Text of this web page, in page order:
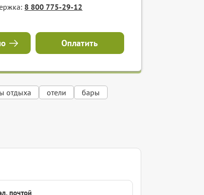
8 800 775-29-12
Оплатить
отдыха отели
бары
почтой